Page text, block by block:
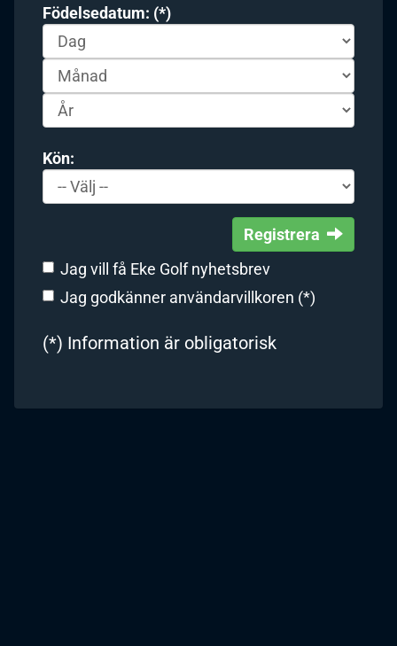
Födelsedatum: (*)
Kön:
Registrera
Jag vill få Eke Golf nyhetsbrev
Jag godkänner användarvillkoren (*)
(*) Information är obligatorisk